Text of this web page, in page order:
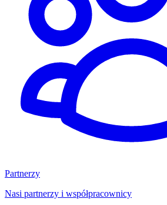
Partnerzy
Nasi partnerzy i współpracownicy